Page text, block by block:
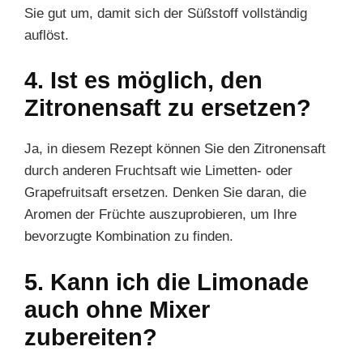
Sie gut um, damit sich der Süßstoff vollständig
auflöst.
4. Ist es möglich, den
Zitronensaft zu ersetzen?
Ja, in diesem Rezept können Sie den Zitronensaft
durch anderen Fruchtsaft wie Limetten- oder
Grapefruitsaft ersetzen. Denken Sie daran, die
Aromen der Früchte auszuprobieren, um Ihre
bevorzugte Kombination zu finden.
5. Kann ich die Limonade
auch ohne Mixer
zubereiten?